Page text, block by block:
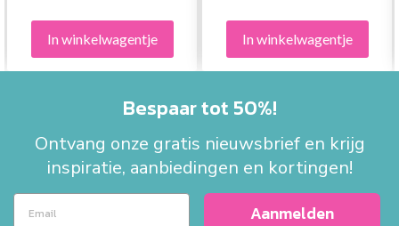
In winkelwagentje In winkelwagentje
Bespaar tot 50%!
Ontvang onze gratis nieuwsbrief en krijg
inspiratie, aanbiedingen en kortingen!
Aanmelden